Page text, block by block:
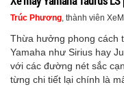
Trúc Phương, thành viên
Thừa hưởng phong cách
Yamaha như Sirius hay
với các đường nét sắc
từng chi tiết lại chính là